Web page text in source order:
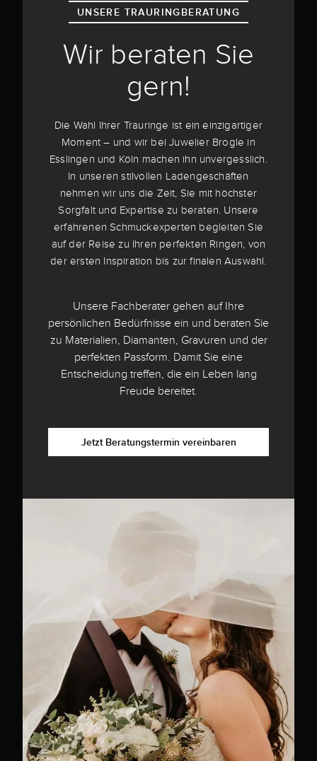
UNSERE TRAURINGBERATUNG
Wir beraten Sie
gern!
Die Wahl Ihrer Trauringe ist ein einzigartiger
Moment – und wir bei Juwelier Brogle in
Esslingen und Köln machen ihn unvergesslich.
In unseren stilvollen Ladengeschäften
nehmen wir uns die Zeit, Sie mit höchster
Sorgfalt und Expertise zu beraten. Unsere
erfahrenen Schmuckexperten begleiten Sie
auf der Reise zu Ihren perfekten Ringen, von
der ersten Inspiration bis zur finalen Auswahl.
Unsere Fachberater gehen auf Ihre
persönlichen Bedürfnisse ein und beraten Sie
zu Materialien, Diamanten, Gravuren und der
perfekten Passform. Damit Sie eine
Entscheidung treffen, die ein Leben lang
Freude bereitet.
Jetzt Beratungstermin vereinbaren